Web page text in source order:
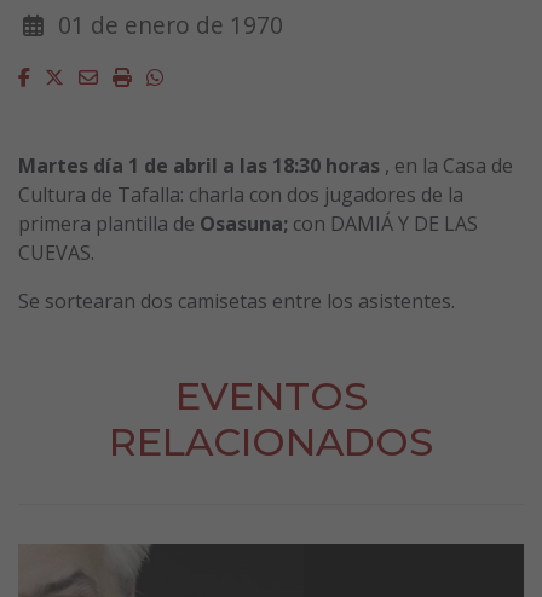
01 de enero de 1970
Facebook
Twitter
EmailImprimirWhatsapp
Martes día 1 de abril a las 18:30 horas , en la Casa de
Cultura de Tafalla: charla con dos jugadores de la
primera plantilla de Osasuna; con DAMIÁ Y DE LAS
CUEVAS.
Se sortearan dos camisetas entre los asistentes.
EVENTOS
RELACIONADOS